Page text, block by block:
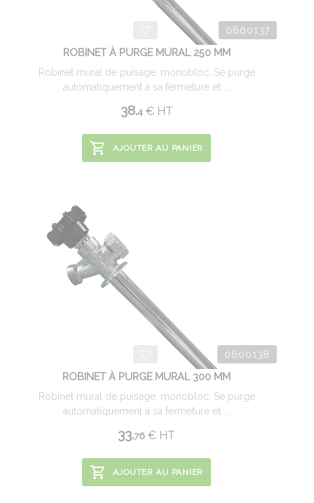
0600137
ROBINET À PURGE MURAL 250 MM
Robinet mural de puisage, monobloc. Se purge
automatiquement à sa fermeture et ...
38.4 €HT
AJOUTER AU PANIER
0600138
ROBINET À PURGE MURAL 300 MM
Robinet mural de puisage, monobloc. Se purge
automatiquement à sa fermeture et ...
33.76 € HT
AJOUTER AU PANIER